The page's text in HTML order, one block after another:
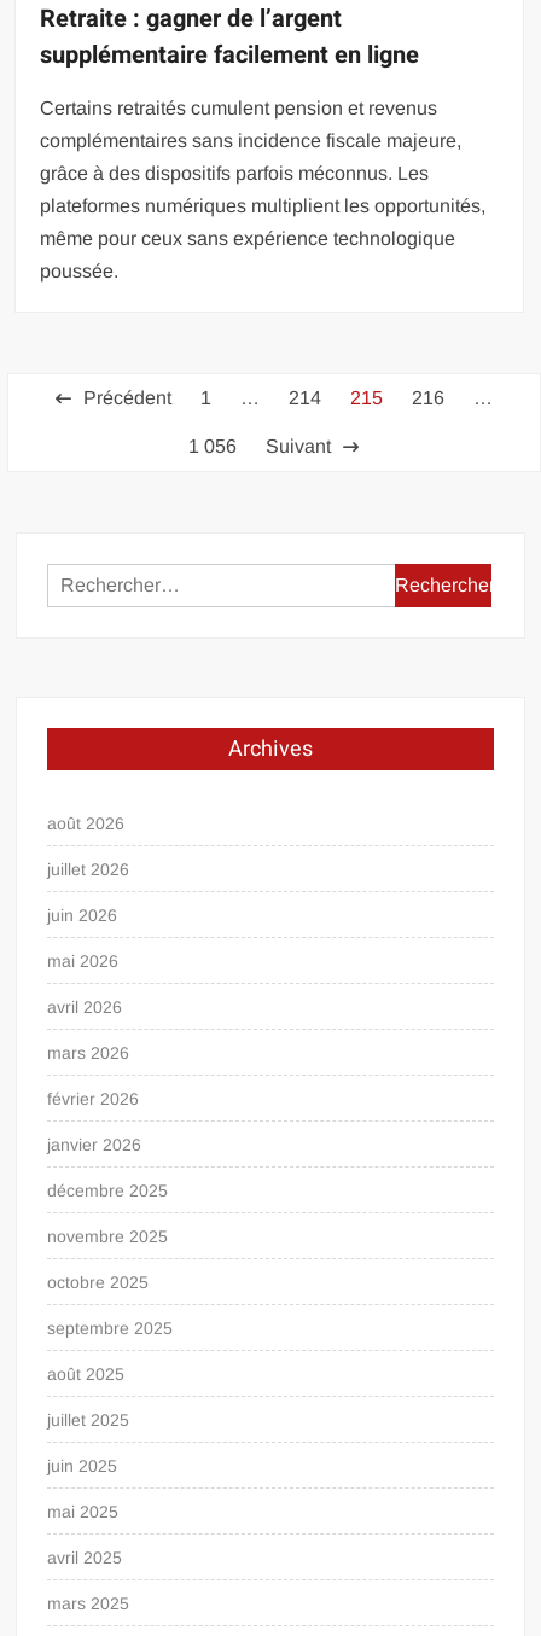
Retraite : gagner de l’argent
supplémentaire facilement en ligne
Certains retraités cumulent pension et revenus
complémentaires sans incidence fiscale majeure,
grâce à des dispositifs parfois méconnus. Les
plateformes numériques multiplient les opportunités,
même pour ceux sans expérience technologique
poussée.
Pagination
publications
Précédent 1 … 214 215 216 …
1 056 Suivant
Rechercher :
Archives
août 2026
juillet 2026
juin 2026
mai 2026
avril 2026
mars 2026
février 2026
janvier 2026
décembre 2025
novembre 2025
octobre 2025
septembre 2025
août 2025
juillet 2025
juin 2025
mai 2025
avril 2025
mars 2025